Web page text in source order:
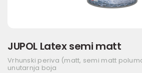
JUPOL Latex semi matt
Vrhunski periva (matt, semi matt
unutarnja boja